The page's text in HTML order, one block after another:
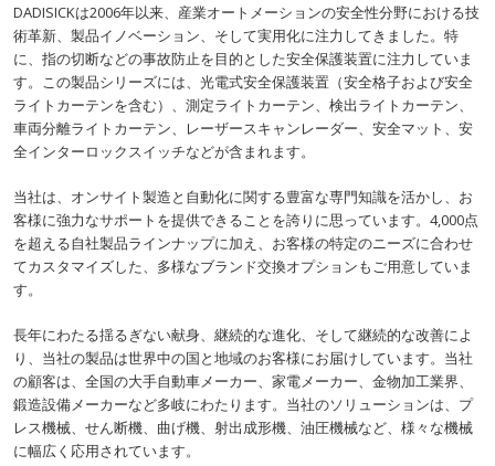
DADISICKは2006年以来、産業オートメーションの安全性分野における技
術革新、製品イノベーション、そして実用化に注力してきました。特
に、指の切断などの事故防止を目的とした安全保護装置に注力していま
す。この製品シリーズには、光電式安全保護装置（安全格子および安全
ライトカーテンを含む）、測定ライトカーテン、検出ライトカーテン、
車両分離ライトカーテン、レーザースキャンレーダー、安全マット、安
全インターロックスイッチなどが含まれます。
当社は、オンサイト製造と自動化に関する豊富な専門知識を活かし、お
客様に強力なサポートを提供できることを誇りに思っています。4,000点
を超える自社製品ラインナップに加え、お客様の特定のニーズに合わせ
てカスタマイズした、多様なブランド交換オプションもご用意していま
す。
長年にわたる揺るぎない献身、継続的な進化、そして継続的な改善によ
り、当社の製品は世界中の国と地域のお客様にお届けしています。当社
の顧客は、全国の大手自動車メーカー、家電メーカー、金物加工業界、
鍛造設備メーカーなど多岐にわたります。当社のソリューションは、プ
レス機械、せん断機、曲げ機、射出成形機、油圧機械など、様々な機械
に幅広く応用されています。